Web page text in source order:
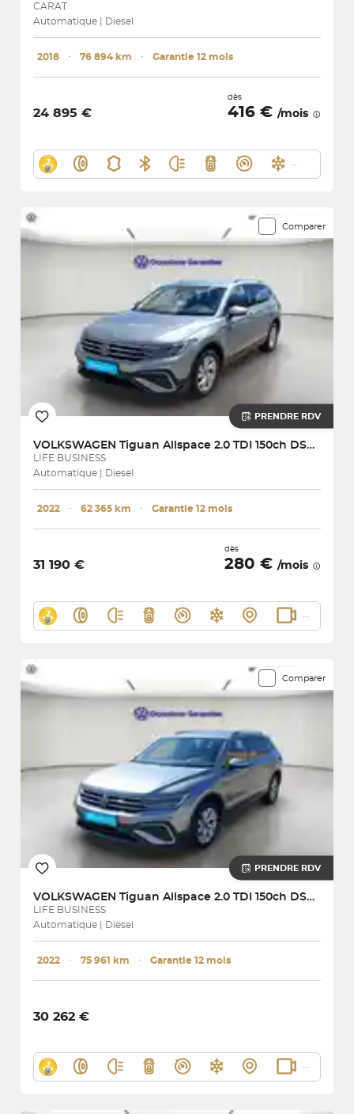
CARAT
Automatique | Diesel
2018 ･ 76 894 km ･ Garantie 12 mois
24 895 €
dès
416 € /mois
Comparer
PRENDRE RDV
VOLKSWAGEN Tiguan Allspace 2.0 TDI 150ch DSG7
LIFE BUSINESS
Automatique | Diesel
2022 ･ 62 365 km ･ Garantie 12 mois
31 190 €
dès
280 € /mois
Comparer
PRENDRE RDV
VOLKSWAGEN Tiguan Allspace 2.0 TDI 150ch DSG7
LIFE BUSINESS
Automatique | Diesel
2022 ･ 75 961 km ･ Garantie 12 mois
30 262 €